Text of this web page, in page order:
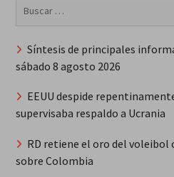
Síntesis de principales
sábado 8 agosto 2026
EEUU despide
supervisaba respaldo a Ucrania
RD retiene el oro del
sobre Colombia